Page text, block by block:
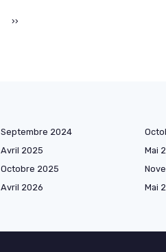
››
Septembre 2024
Avril 2025
Mai
Octobre 2025
Avril 2026
Mai